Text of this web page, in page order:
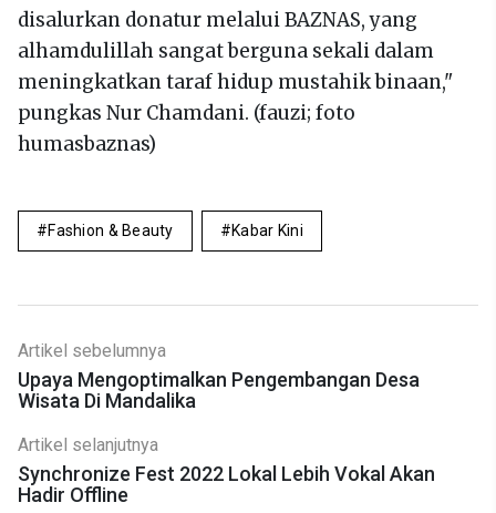
disalurkan donatur melalui BAZNAS, yang
alhamdulillah sangat berguna sekali dalam
meningkatkan taraf hidup mustahik binaan,"
pungkas Nur Chamdani. (fauzi; foto
humasbaznas)
Fashion & Beauty Kabar Kini
Artikel sebelumnya
Upaya Mengoptimalkan Pengembangan Desa
Wisata Di Mandalika
Artikel selanjutnya
Synchronize Fest 2022 Lokal Lebih Vokal Akan
Hadir Offline